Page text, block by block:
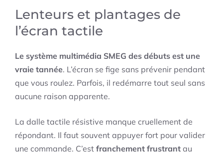
Lenteurs et plantages de
l’écran tactile
Le système multimédia SMEG des débuts est une
vraie tannée. L’écran se fige sans prévenir pendant
que vous roulez. Parfois, il redémarre tout seul sans
aucune raison apparente.
La dalle tactile résistive manque cruellement de
répondant. Il faut souvent appuyer fort pour valider
une commande. C’est franchement frustrant au